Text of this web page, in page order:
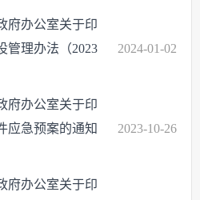
府办公室关于印
管理办法（2023
2024-01-02
府办公室关于印
应急预案的通知
2023-10-26
府办公室关于印